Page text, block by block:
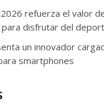
2026 refuerza el valor
disfrutar del
un innovador
smartphones